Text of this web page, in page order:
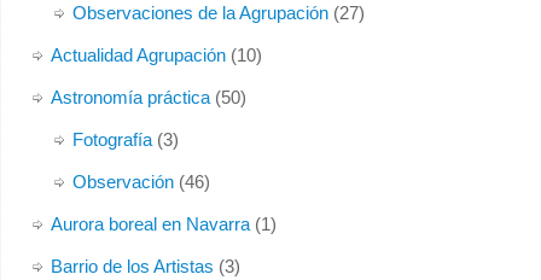
Observaciones de la Agrupación(27)
Actualidad Agrupación(10)
Astronomía práctica(50)
Fotografía(3)
Observación(46)
Aurora boreal en Navarra(1)
Barrio de los Artistas (3)